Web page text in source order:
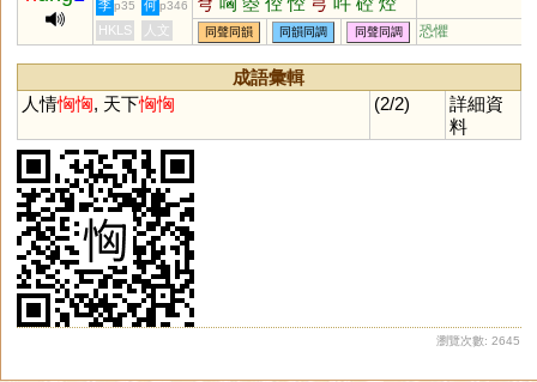
谾 涳 忷
李 p35 何 p346
HKLS 人文 同聲同韻 同韻同調 同聲同調 恐懼
成語彙輯
人情恟恟, 天下恟恟 (2/2)
詳細資
料
瀏覽次數: 2645